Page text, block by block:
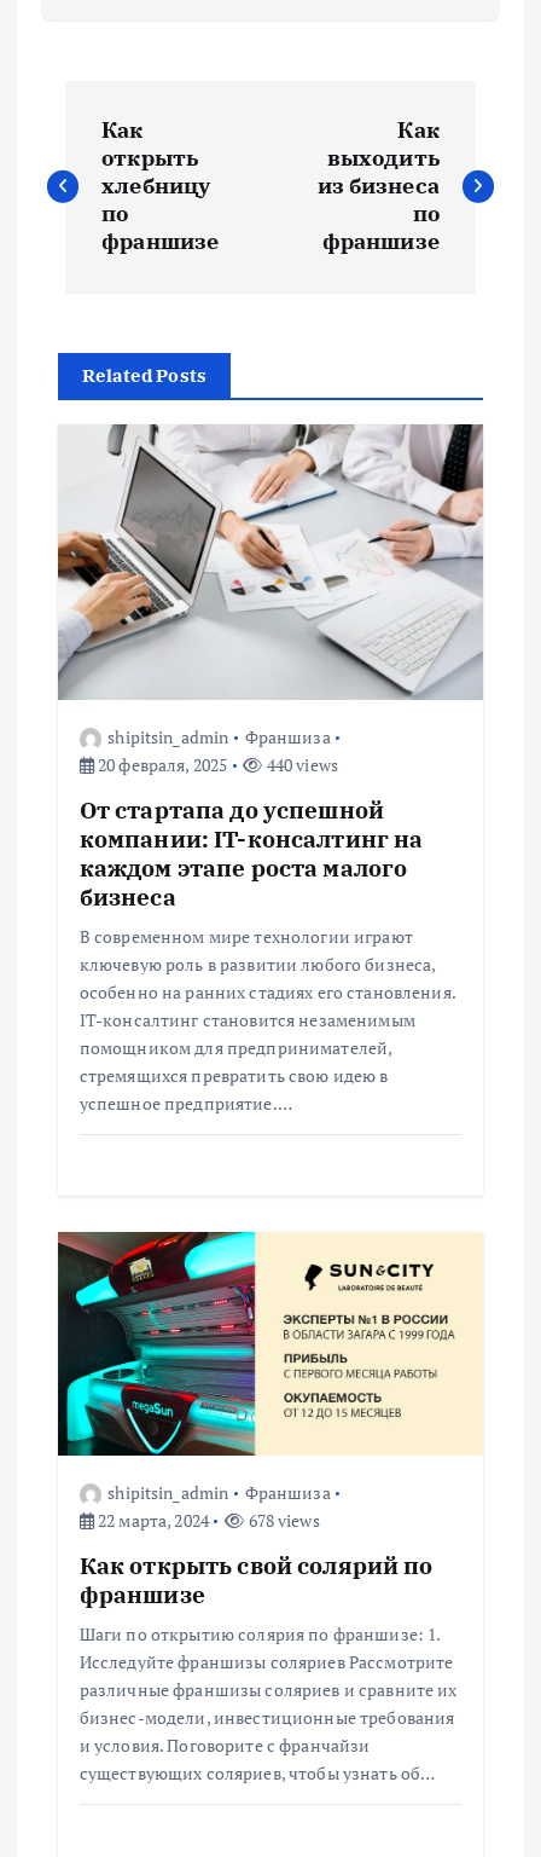
а
г
а
и
я
п
о
Как
открыть
хлебницу
по
франшизе
Как
выходить
из бизнеса
по
франшизе
Related Posts
shipitsin_admin
Франшиза
20 февраля, 2025
440 views
От стартапа до успешной
компании: IT-консалтинг на
каждом этапе роста малого
бизнеса
В современном мире технологии играют
ключевую роль в развитии любого бизнеса,
особенно на ранних стадиях его становления.
IT-консалтинг становится незаменимым
помощником для предпринимателей,
стремящихся превратить свою идею в
успешное предприятие.…
shipitsin_admin
Франшиза
22 марта, 2024
678 views
Как открыть свой солярий по
франшизе
Шаги по открытию солярия по франшизе: 1.
Исследуйте франшизы соляриев Рассмотрите
различные франшизы соляриев и сравните их
бизнес-модели, инвестиционные требования
и условия. Поговорите с франчайзи
существующих соляриев, чтобы узнать об…